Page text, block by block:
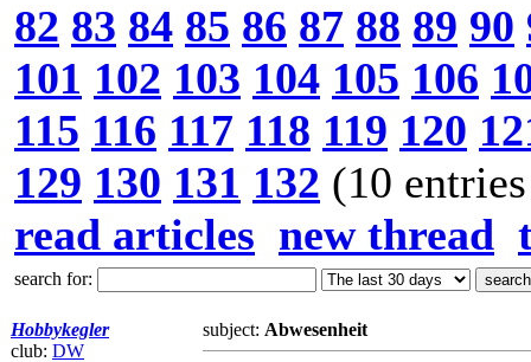
82 83 84 85 86 87 88 89 90
101 102 103 104 105 106
115 116 117 118 119 120
129 130 131 132 (10
read articles new thread
search for:
Hobbykegler
club: DW
subject: Abwesenheit